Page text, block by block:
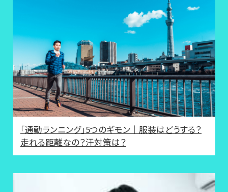
「通勤ランニング」5つのギモン｜服装はどうする？
走れる距離なの？汗対策は？